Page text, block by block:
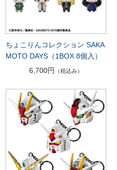
ちょこりんコレクション SAKA
MOTO DAYS（1BOX 8個入）
6,700円
（税込み）